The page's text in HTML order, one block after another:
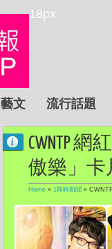
18px
藝文 流行話題
CWNTP
傲樂」卡
Home » 1即時新聞 »